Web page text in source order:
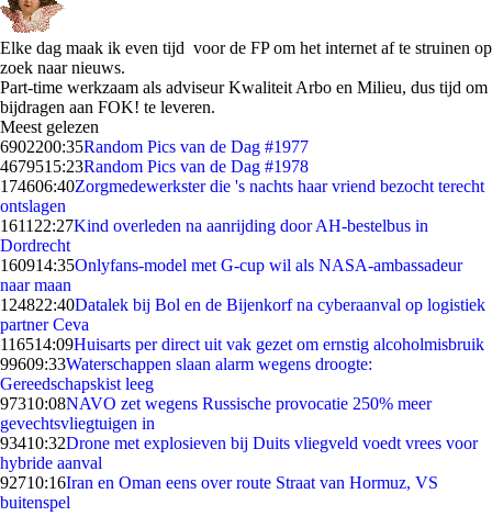
Elke dag maak ik even tijd voor de FP om het internet af te struinen op
zoek naar nieuws.
Part-time werkzaam als adviseur Kwaliteit Arbo en Milieu, dus tijd om
bijdragen aan FOK! te leveren.
Meest gelezen
6902200:35Random Pics van de Dag #1977
4679515:23Random Pics van de Dag #1978
174606:40Zorgmedewerkster die 's nachts haar vriend bezocht terecht
ontslagen
1611 22:27Kind overleden na aanrijding door AH-bestelbus in
Dordrecht
160914:35Onlyfans-model met G-cup wil als NASA-ambassadeur
naar maan
124822:40Datalek bij Bol en de Bijenkorf na cyberaanval op logistiek
partner Ceva
116514:09Huisarts per direct uit vak gezet om ernstig alcoholmisbruik
99609:33Waterschappen slaan alarm wegens droogte:
Gereedschapskist leeg
97310:08NAVO zet wegens Russische provocatie 250% meer
gevechtsvliegtuigen in
93410:32Drone met explosieven bij Duits vliegveld voedt vrees voor
hybride aanval
92710:16Iran en Oman eens over route Straat van Hormuz, VS
buitenspel